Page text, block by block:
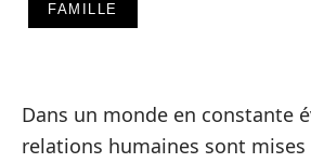
FAMILLE
Dans un monde en constante
relations humaines sont mises